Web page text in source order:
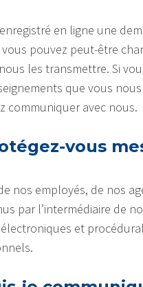
en ligne une
pouvez peut-être
les transmettre. Si
que vous
communiquer avec nous.
vous
nos employés, de nos
par l’intermédiaire de
et